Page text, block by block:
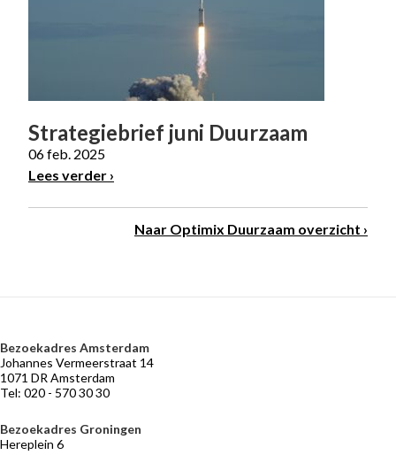
Strategiebrief juni Duurzaam
06 feb. 2025
Lees verder
Naar Optimix Duurzaam overzicht
VERMOGENSBEHEER
Adviseurs
die
Optimix
Stichtingen
NIEUWS
Marktontwikkelingen
BELEGGERSGIRO
Beleggingsfondsen
Praktische
OVER
OPTIMIX
Historie
Medewerkers
Bezoekadres Amsterdam
Johannes Vermeerstraat 14
1071 DR Amsterdam
Tel: 020 - 570 30 30
Bezoekadres Groningen
Hereplein 6